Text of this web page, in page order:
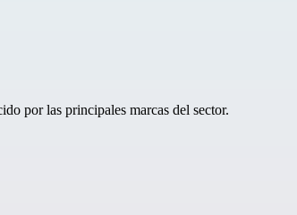
por las principales marcas del sector.